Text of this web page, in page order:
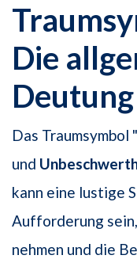
Die
Deutung
Das
und
kann eine lustige
Aufforderung
nehmen und die